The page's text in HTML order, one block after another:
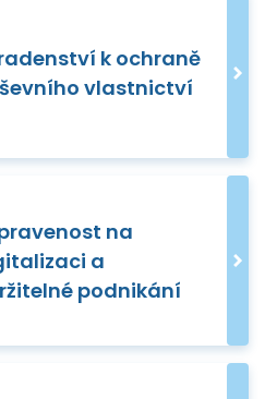
k ochraně
vlastnictví
na
a
podnikání